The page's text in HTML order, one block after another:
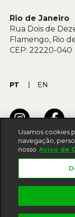
Rio de Janeiro
Rua Dois de
Flamengo, Rio
CEP: 22220-040
PT EN
Política de
Usamos cookies
navegação,
nosso Aviso de